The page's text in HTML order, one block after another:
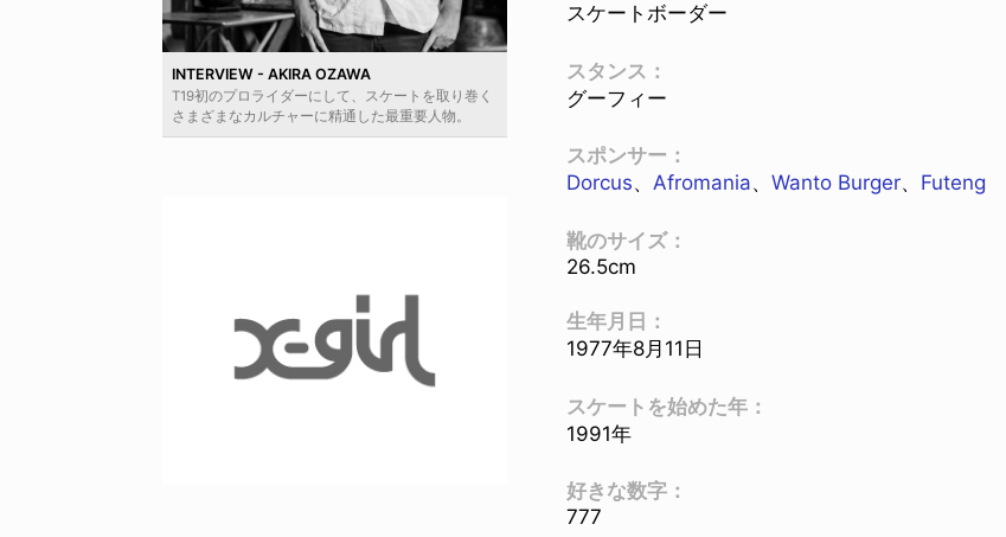
INTERVIEW - AKIRA OZAWA
T19初のプロライダーにして、スケートを取り巻く
さまざまなカルチャーに精通した最重要人物。
スケートボーダー
スタンス：
グーフィー
スポンサー：
Dorcus、 Afromania、 Wanto Burger、 Futeng
靴のサイズ：
26.5cm
生年月日：
1977年8月11日
スケートを始めた年：
1991年
好きな数字：
777